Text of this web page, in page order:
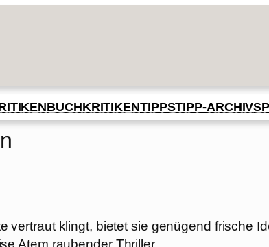
BUCHKRITIKENTIPPSTIPP-ARCHIV
vertraut klingt, bietet sie genügend frische
Atem raubender Thriller.